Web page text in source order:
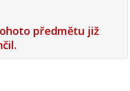
předmětu již